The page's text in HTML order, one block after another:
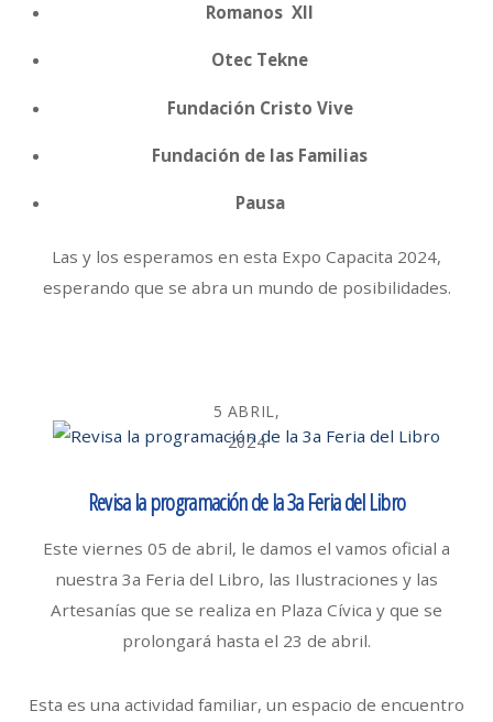
Romanos XII
Otec Tekne
Fundación Cristo Vive
Fundación de las Familias
Pausa
Las y los esperamos en esta Expo Capacita 2024,
esperando que se abra un mundo de posibilidades.
5 ABRIL,
2024
Revisa la programación de la 3a Feria del Libro
Este viernes 05 de abril, le damos el vamos oficial a
nuestra 3a Feria del Libro, las Ilustraciones y las
Artesanías que se realiza en Plaza Cívica y que se
prolongará hasta el 23 de abril.
Esta es una actividad familiar, un espacio de encuentro